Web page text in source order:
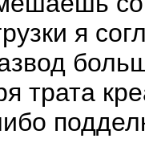
я
трата